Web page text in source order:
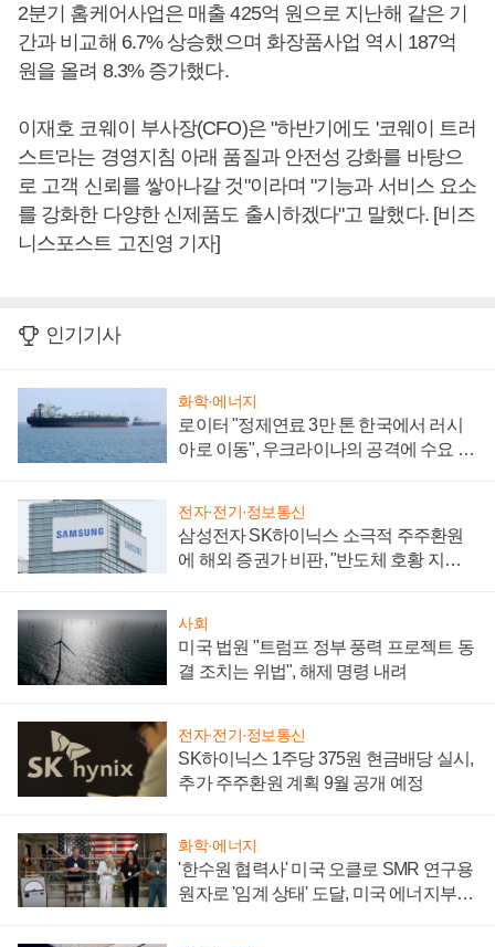
2분기 홈케어사업은 매출 425억 원으로 지난해 같은 기
간과 비교해 6.7% 상승했으며 화장품사업 역시 187억
원을 올려 8.3% 증가했다.
이재호 코웨이 부사장(CFO)은 "하반기에도 '코웨이 트러
스트'라는 경영지침 아래 품질과 안전성 강화를 바탕으
로 고객 신뢰를 쌓아나갈 것"이라며 "기능과 서비스 요소
를 강화한 다양한 신제품도 출시하겠다"고 말했다. [비즈
니스포스트 고진영 기자]
인기기사
화학·에너지
로이터 "정제연료 3만 톤 한국에서 러시
아로 이동", 우크라이나의 공격에 수요 늘
전자·전기·정보통신
삼성전자 SK하이닉스 소극적 주주환원
에 해외 증권가 비판, "반도체 호황 지속
사회
미국 법원 "트럼프 정부 풍력 프로젝트 동
결 조치는 위법", 해제 명령 내려
전자·전기·정보통신
SK하이닉스 1주당 375원 현금배당 실시,
추가 주주환원 계획 9월 공개 예정
화학·에너지
'한수원 협력사' 미국 오클로 SMR 연구용
원자로 '임계 상태' 도달, 미국 에너지부